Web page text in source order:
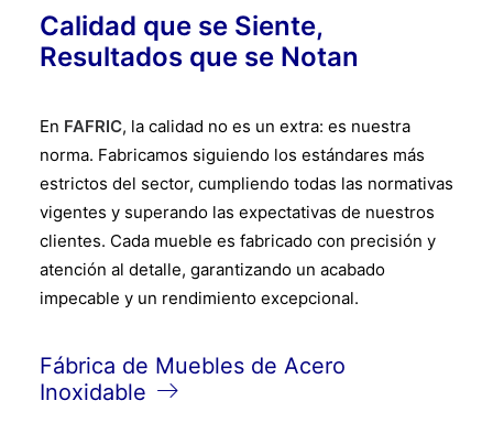
Calidad que se Siente,
Resultados que se Notan
En FAFRIC, la calidad no es un extra: es nuestra
norma. Fabricamos siguiendo los estándares más
estrictos del sector, cumpliendo todas las normativas
vigentes y superando las expectativas de nuestros
clientes. Cada mueble es fabricado con precisión y
atención al detalle, garantizando un acabado
impecable y un rendimiento excepcional.
Fábrica de Muebles de Acero
Inoxidable